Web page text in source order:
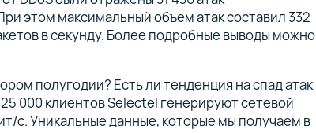
этом максимальный объем атак составил 332
в секунду. Более подробные выводы можно
полугодии? Есть ли тенденция на спад атак
000 клиентов Selectel генерируют сетевой
с. Уникальные данные, которые мы получаем в